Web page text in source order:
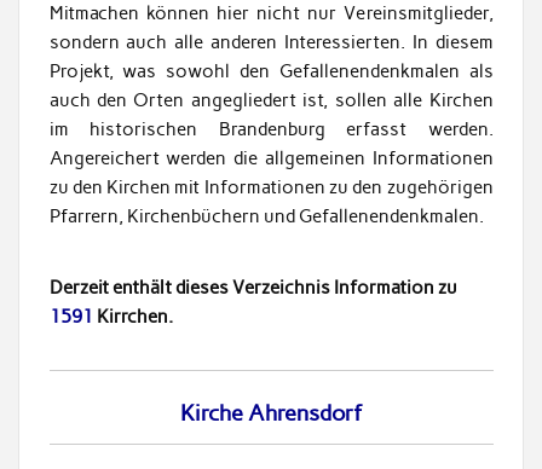
Mitmachen können hier nicht nur Vereinsmitglieder,
sondern auch alle anderen Interessierten. In diesem
Projekt, was sowohl den Gefallenendenkmalen als
auch den Orten angegliedert ist, sollen alle Kirchen
im historischen Brandenburg erfasst werden.
Angereichert werden die allgemeinen Informationen
zu den Kirchen mit Informationen zu den zugehörigen
Pfarrern, Kirchenbüchern und Gefallenendenkmalen.
Derzeit enthält dieses Verzeichnis Information zu
1591 Kirrchen.
Kirche Ahrensdorf